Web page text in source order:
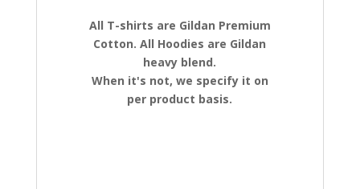
All T-shirts are Gildan Premium
Cotton. All Hoodies are Gildan
heavy blend.
When it's not, we specify it on
per product basis.